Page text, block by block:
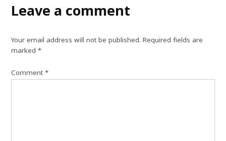
Leave a comment
Your email address will not be published. Required fields are
marked*
Comment*